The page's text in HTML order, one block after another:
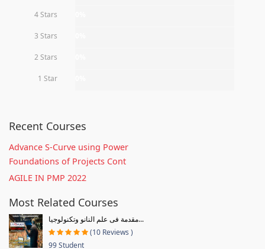
4 Stars
3 Stars
2 Stars
1 Star
Recent Courses
Advance S-Curve using Power
Foundations of Projects Cont
AGILE IN PMP 2022
Most Related Courses
مقدمة فى علم النانو وتكنولوجيا...
(10 Reviews )
99 Student